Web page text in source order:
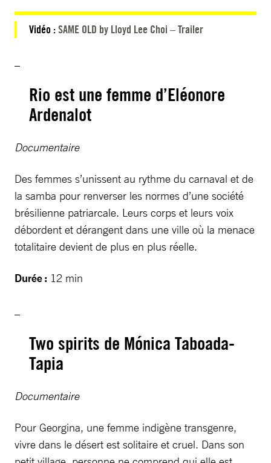
Vidéo : SAME OLD by Lloyd Lee Choi – Trailer
Rio est une femme d’Eléonore
Ardenalot
Documentaire
Des femmes s’unissent au rythme du carnaval et de
la samba pour renverser les normes d’une société
brésilienne patriarcale. Leurs corps et leurs voix
débordent et dérangent dans une ville où la menace
totalitaire devient de plus en plus réelle.
Durée : 12 min
Two spirits de Mónica Taboada-
Tapia
Documentaire
Pour Georgina, une femme indigène transgenre,
vivre dans le désert est solitaire et cruel. Dans son